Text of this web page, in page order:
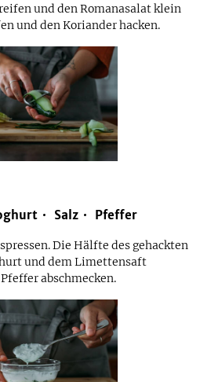
und den Romanasalat klein
und den Koriander hacken.
Salz Pfeffer
Die Hälfte des gehackten
und dem Limettensaft
abschmecken.